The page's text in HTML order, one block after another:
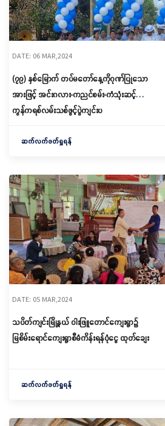
DATE: 06 MAR,2024
(၇၉) နှစ်မြောက် တပ်မတော်နေ့ကိုဂုဏ်ပြုသော
အားဖြင့် အင်းဂလား-ကညင်စမ်း-ကံသုံးဆင့်
ကွန်ကရစ်လမ်းသစ်ဖွင့်ပွဲကျင်းပ
ဆက်လက်ဖတ်ရှုရန်
DATE: 05 MAR,2024
သပိတ်ကျင်းမြို့နယ် ဝါးဖြူတောင်ကျေးရွာ၌
မြစိမ်းရောင်ကျေးရွာစီမံကိန်းရန်ပုံငွေ ထုတ်ချေး
ဆက်လက်ဖတ်ရှုရန်